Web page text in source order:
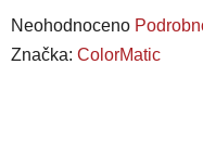
Průměrné
hodnocení
Neohodnoceno
Značka: ColorMatic